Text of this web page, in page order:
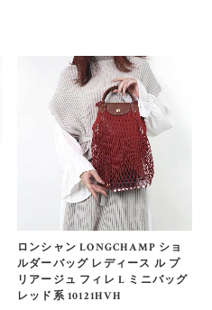
ロンシャン LONGCHAMP ショ
ルダーバッグ レディース ル プ
リアージュ フィレ L ミニバッグ
レッド系 10121HVH